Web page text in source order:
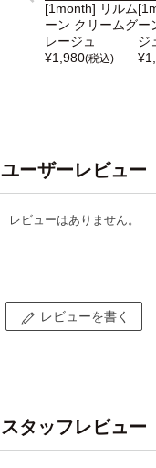
[1month] リルム
ーン クリームグ
レージュ
¥1,980(税込)
ー
ジ
¥
ユーザーレビュー
レビューはありません。
レビューを書く
スタッフレビュー